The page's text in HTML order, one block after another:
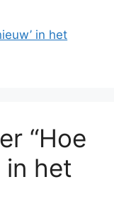
in het
“Hoe
in het